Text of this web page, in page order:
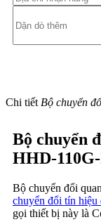
Chi tiếtBộ chuyển
Bộ chuyển
HHD-
Bộ chuyển đổi
chuyển đổi tín hiệu
gọi thiết bị này là